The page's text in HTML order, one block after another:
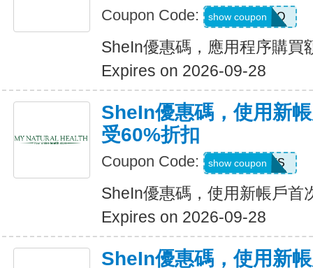
Coupon Code: 4LA4Q
show coupon
SheIn優惠碼，應用程序購買
Expires on 2026-09-28
SheIn優惠碼，使用新
受60%折扣
Coupon Code: 8EEFS
show coupon
SheIn優惠碼，使用新帳戶首
Expires on 2026-09-28
SheIn優惠碼，使用新